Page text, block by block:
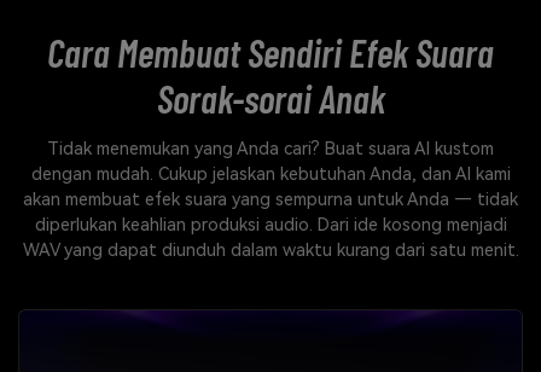
Cara Membuat SendiriEfek Suara
Sorak-sorai Anak
Tidak menemukan yang Anda cari? Buat suara AI kustom
dengan mudah. Cukup jelaskan kebutuhan Anda, dan AI kami
akan membuat efek suara yang sempurna untuk Anda — tidak
diperlukan keahlian produksi audio. Dari ide kosong menjadi
WAV yang dapat diunduh dalam waktu kurang dari satu menit.